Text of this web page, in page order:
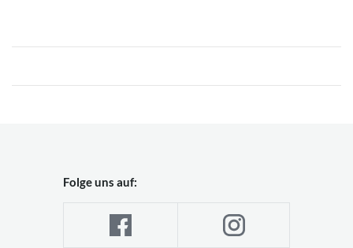
Folge uns auf: